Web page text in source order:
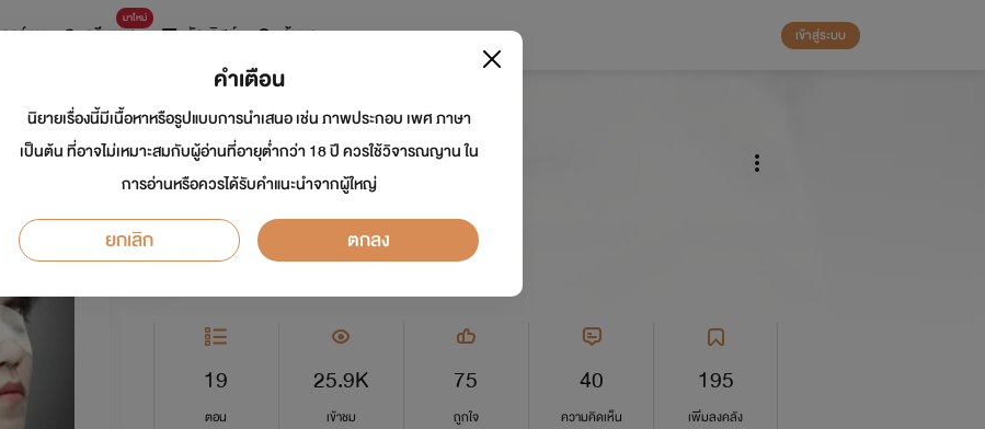
การ์ตูน
มาใหม่
ดรีมแชท ธัญลิสต์ ค้นหา เข้าสู่ระบบ
แมวน้อยที่หมดแรง
นักเขียน:HiMeMOE
Y
19
ตอน
25.9K
เข้าชม
75
ถูกใจ
40
ความคิดเห็น
195
เพิ่มลงคลัง
คำเตือน
นิยายเรื่องนี้มีเนื้อหาหรือรูปแบบการนำเสนอ เช่น ภาพประกอบ เพศ ภาษา
เป็นต้น ที่อาจไม่เหมาะสมกับผู้อ่านที่อายุต่ำกว่า 18 ปี ควรใช้วิจารณญาน ใน
การอ่านหรือควรได้รับคำแนะนำจากผู้ใหญ่
ยกเลิก ตกลง